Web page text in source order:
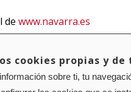
de www.navarra.es
de privacidad Política de
cookies propias y
sobre ti, tu